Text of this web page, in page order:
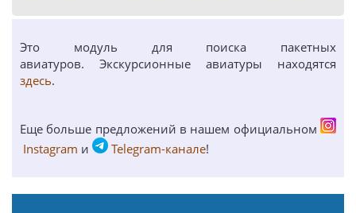
Это модуль для поиска пакетных
авиатуров. Экскурсионные авиатуры находятся
здесь.
Еще больше предложений в нашем официальном
Instagram и Telegram-канале!